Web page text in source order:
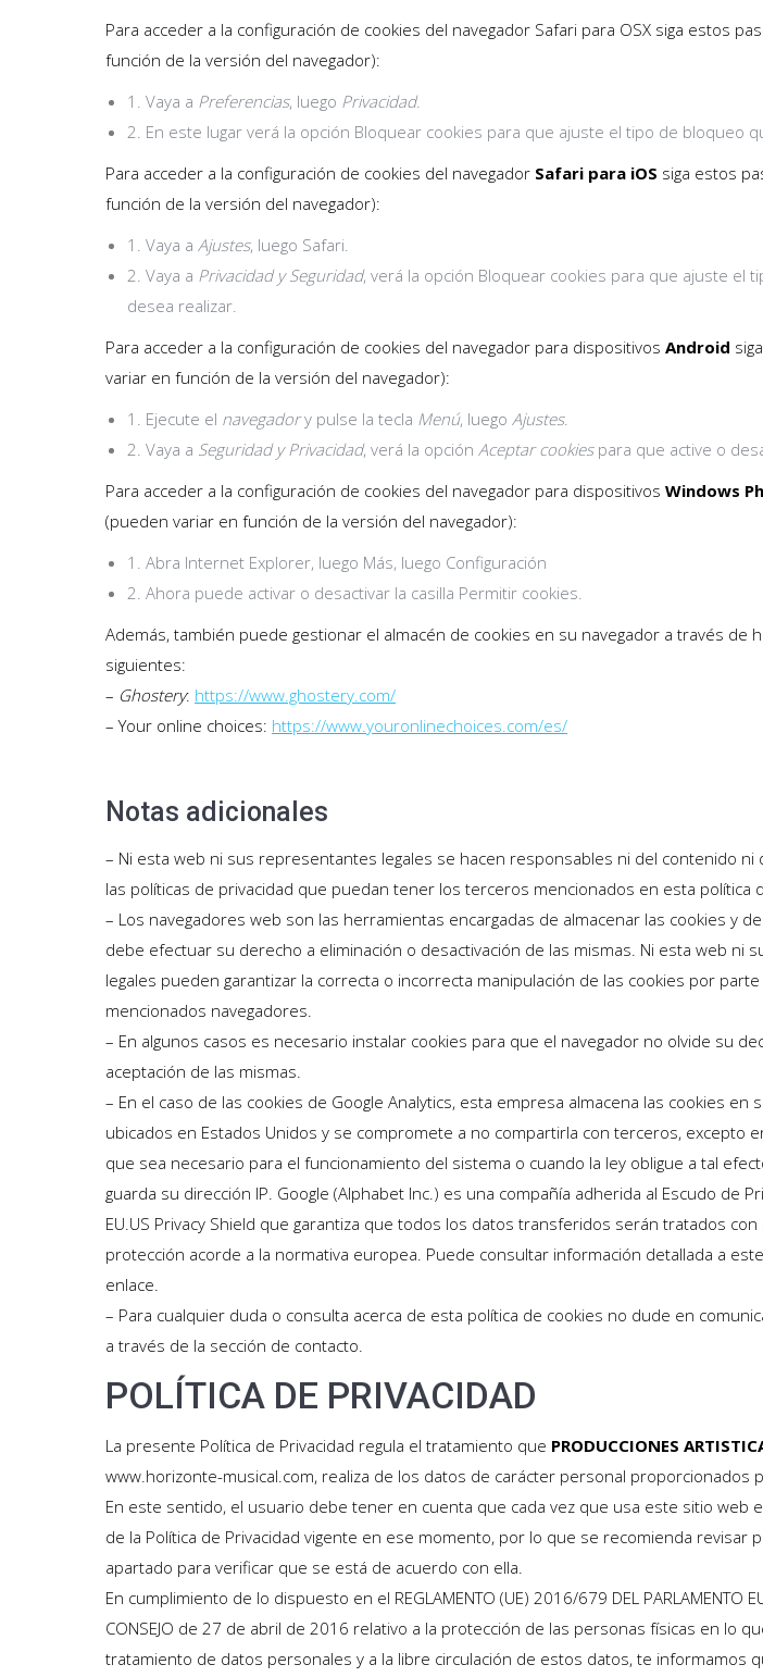
Para acceder a la configuración de cookies del navegador Safari para OSX siga estos
función de la versión del navegador):
1. Vaya a Preferencias, luego Privacidad.
2. En este lugar verá la opción Bloquear cookies para que ajuste el tipo de bloqueo
Para acceder a la configuración de cookies del navegador Safari para iOS siga estos
función de la versión del navegador):
1. Vaya a Ajustes, luego Safari.
2. Vaya a Privacidad y Seguridad, verá la opción Bloquear cookies para que ajuste el
desea realizar.
Para acceder a la configuración de cookies del navegador para dispositivos Android
variar en función de la versión del navegador):
1. Ejecute el navegadory pulse la tecla Menú, luego Ajustes.
2. Vaya a Seguridad y Privacidad, verá la opción Aceptar cookiespara que active o
Para acceder a la configuración de cookies del navegador para dispositivos Windows
(pueden variar en función de la versión del navegador):
1. Abra Internet Explorer, luego Más, luego Configuración
2. Ahora puede activar o desactivar la casilla Permitir cookies.
Además, también puede gestionar el almacén de cookies en su navegador a través de
siguientes:
– Ghostery: https://www.ghostery.com/
– Your online choices: https://www.youronlinechoices.com/es/
Notas adicionales
– Ni esta web ni sus representantes legales se hacen responsables ni del contenido ni
las políticas de privacidad que puedan tener los terceros mencionados en esta política
– Los navegadores web son las herramientas encargadas de almacenar las cookies y
debe efectuar su derecho a eliminación o desactivación de las mismas. Ni esta web ni
legales pueden garantizar la correcta o incorrecta manipulación de las cookies por
mencionados navegadores.
– En algunos casos es necesario instalar cookies para que el navegador no olvide su
aceptación de las mismas.
– En el caso de las cookies de Google Analytics, esta empresa almacena las cookies en
ubicados en Estados Unidos y se compromete a no compartirla con terceros, excepto
que sea necesario para el funcionamiento del sistema o cuando la ley obligue a tal
guarda su dirección IP. Google (Alphabet Inc.) es una compañía adherida al Escudo de
EU.US Privacy Shield que garantiza que todos los datos transferidos serán tratados con
protección acorde a la normativa europea. Puede consultar información detallada a
enlace.
– Para cualquier duda o consulta acerca de esta política de cookies no dude en
a través de la sección de contacto.
POLÍTICA DE PRIVACIDAD
La presente Política de Privacidad regula el tratamiento que PRODUCCIONES
www.horizonte-musical.com, realiza de los datos de carácter personal proporcionados
En este sentido, el usuario debe tener en cuenta que cada vez que usa este sitio web
de la Política de Privacidad vigente en ese momento, por lo que se recomienda revisar
apartado para verificar que se está de acuerdo con ella.
En cumplimiento de lo dispuesto en el REGLAMENTO (UE) 2016/679 DEL PARLAMENTO
CONSEJO de 27 de abril de 2016 relativo a la protección de las personas físicas en lo
tratamiento de datos personales y a la libre circulación de estos datos, te informamos